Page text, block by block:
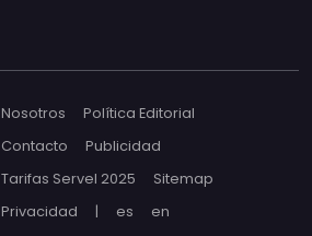
Nosotros
Política Editorial
Contacto
Publicidad
Tarifas Servel 2025
Sitemap
Privacidad
| es en